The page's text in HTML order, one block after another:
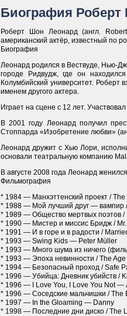
Биография
Роберт Шон Леонард (англ.
американский актёр, известный по
Биография
Леонард родился в Вествуде, Нью-
городе Ридвудж, где он
Колумбийский университет.
именем другого актера.
Играет на сцене с 12 лет.
В 2001 году Леонард получил
Стоппарда «Изобретение любви»
Леонард дружит с Хью Лори,
основали театральную компанию
В августе 2008 года Леонард
Фильмография
* 1984 — Манхэттенский проект /
* 1988 — Мой лучший друг — вампир
* 1989 — Общество мертвых поэтов
* 1990 — Мистер и миссис Бридж /
* 1991 — И в горе и в радости /
* 1993 — Swing Kids — Peter Müller
* 1993 — Много шума из ничего
* 1993 — Эпоха невинности / The
* 1994 — Безопасный проход / Safe
* 1996 — Убийца: Дневник убийств /
* 1996 — I Love You, I Love You Not —
* 1996 — Соседские мальчишки /
* 1997 — In the Gloaming — Danny
* 1998 — Последние дни диско / The